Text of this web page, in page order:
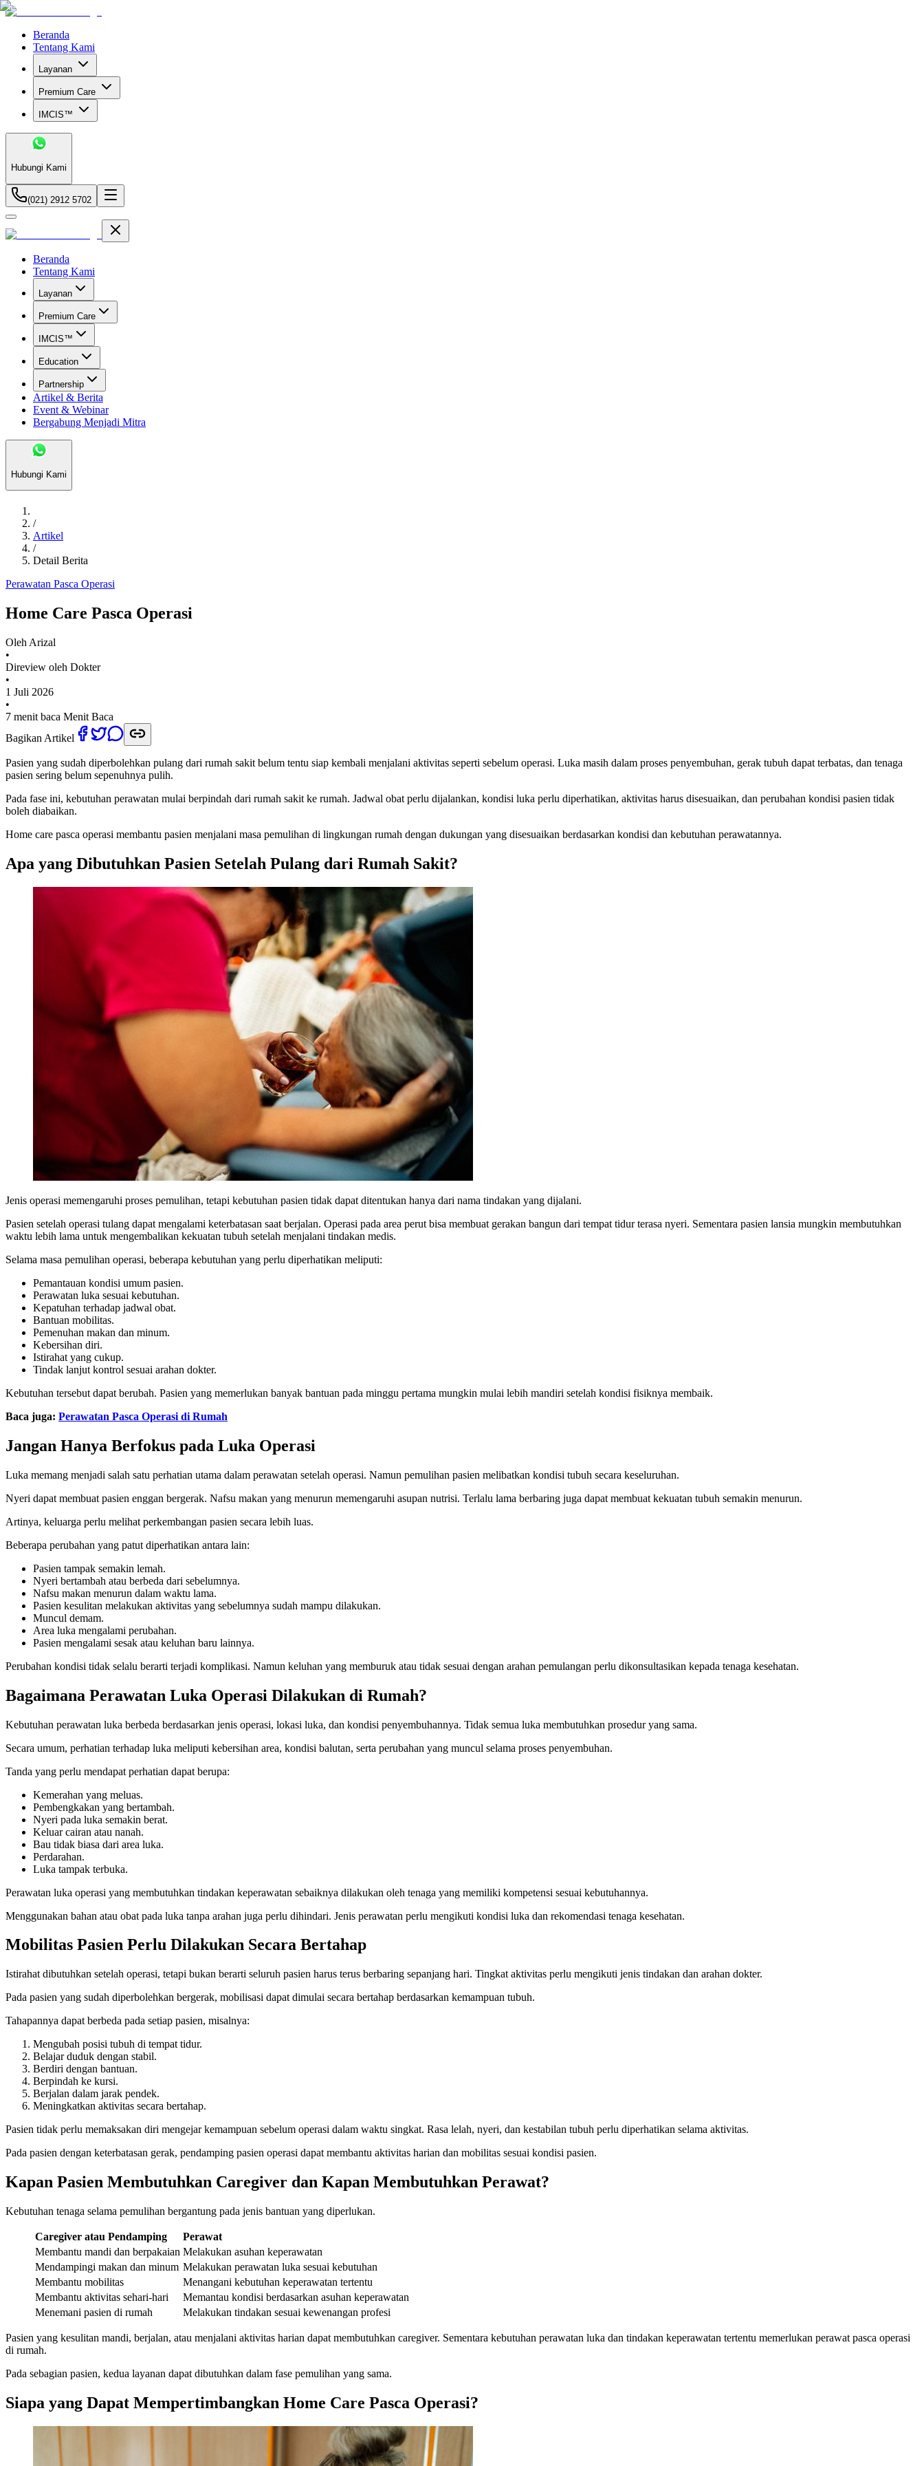
Beranda
Tentang Kami
Layanan
Premium Care
IMCIS™
Hubungi Kami
(021) 2912 5702
Beranda
Tentang Kami
Layanan
Premium Care
IMCIS™
Education
Partnership
Artikel & Berita
Event & Webinar
Bergabung Menjadi Mitra
Hubungi Kami
/
Artikel
/
Detail Berita
Perawatan Pasca Operasi
Home Care Pasca Operasi
Oleh Arizal
•
Direview oleh Dokter
•
1 Juli 2026
•
7 menit baca Menit Baca
Bagikan Artikel
Pasien yang sudah diperbolehkan pulang dari rumah sakit belum tentu siap kembali menjalani aktivitas seperti sebelum operasi. Luka masih dalam proses penyembuhan, gerak tubuh dapat terbatas, dan tenaga
pasien sering belum sepenuhnya pulih.
Pada fase ini, kebutuhan perawatan mulai berpindah dari rumah sakit ke rumah. Jadwal obat perlu dijalankan, kondisi luka perlu diperhatikan, aktivitas harus disesuaikan, dan perubahan kondisi pasien tidak
boleh diabaikan.
Home care pasca operasi membantu pasien menjalani masa pemulihan di lingkungan rumah dengan dukungan yang disesuaikan berdasarkan kondisi dan kebutuhan perawatannya.
Apa yang Dibutuhkan Pasien Setelah Pulang dari Rumah Sakit?
Jenis operasi memengaruhi proses pemulihan, tetapi kebutuhan pasien tidak dapat ditentukan hanya dari nama tindakan yang dijalani.
Pasien setelah operasi tulang dapat mengalami keterbatasan saat berjalan. Operasi pada area perut bisa membuat gerakan bangun dari tempat tidur terasa nyeri. Sementara pasien lansia mungkin membutuhkan
waktu lebih lama untuk mengembalikan kekuatan tubuh setelah menjalani tindakan medis.
Selama masa pemulihan operasi, beberapa kebutuhan yang perlu diperhatikan meliputi:
Pemantauan kondisi umum pasien.
Perawatan luka sesuai kebutuhan.
Kepatuhan terhadap jadwal obat.
Bantuan mobilitas.
Pemenuhan makan dan minum.
Kebersihan diri.
Istirahat yang cukup.
Tindak lanjut kontrol sesuai arahan dokter.
Kebutuhan tersebut dapat berubah. Pasien yang memerlukan banyak bantuan pada minggu pertama mungkin mulai lebih mandiri setelah kondisi fisiknya membaik.
Baca juga: Perawatan Pasca Operasi di Rumah
Jangan Hanya Berfokus pada Luka Operasi
Luka memang menjadi salah satu perhatian utama dalam perawatan setelah operasi. Namun pemulihan pasien melibatkan kondisi tubuh secara keseluruhan.
Nyeri dapat membuat pasien enggan bergerak. Nafsu makan yang menurun memengaruhi asupan nutrisi. Terlalu lama berbaring juga dapat membuat kekuatan tubuh semakin menurun.
Artinya, keluarga perlu melihat perkembangan pasien secara lebih luas.
Beberapa perubahan yang patut diperhatikan antara lain:
Pasien tampak semakin lemah.
Nyeri bertambah atau berbeda dari sebelumnya.
Nafsu makan menurun dalam waktu lama.
Pasien kesulitan melakukan aktivitas yang sebelumnya sudah mampu dilakukan.
Muncul demam.
Area luka mengalami perubahan.
Pasien mengalami sesak atau keluhan baru lainnya.
Perubahan kondisi tidak selalu berarti terjadi komplikasi. Namun keluhan yang memburuk atau tidak sesuai dengan arahan pemulangan perlu dikonsultasikan kepada tenaga kesehatan.
Bagaimana Perawatan Luka Operasi Dilakukan di Rumah?
Kebutuhan perawatan luka berbeda berdasarkan jenis operasi, lokasi luka, dan kondisi penyembuhannya. Tidak semua luka membutuhkan prosedur yang sama.
Secara umum, perhatian terhadap luka meliputi kebersihan area, kondisi balutan, serta perubahan yang muncul selama proses penyembuhan.
Tanda yang perlu mendapat perhatian dapat berupa:
Kemerahan yang meluas.
Pembengkakan yang bertambah.
Nyeri pada luka semakin berat.
Keluar cairan atau nanah.
Bau tidak biasa dari area luka.
Perdarahan.
Luka tampak terbuka.
Perawatan luka operasi yang membutuhkan tindakan keperawatan sebaiknya dilakukan oleh tenaga yang memiliki kompetensi sesuai kebutuhannya.
Menggunakan bahan atau obat pada luka tanpa arahan juga perlu dihindari. Jenis perawatan perlu mengikuti kondisi luka dan rekomendasi tenaga kesehatan.
Mobilitas Pasien Perlu Dilakukan Secara Bertahap
Istirahat dibutuhkan setelah operasi, tetapi bukan berarti seluruh pasien harus terus berbaring sepanjang hari. Tingkat aktivitas perlu mengikuti jenis tindakan dan arahan dokter.
Pada pasien yang sudah diperbolehkan bergerak, mobilisasi dapat dimulai secara bertahap berdasarkan kemampuan tubuh.
Tahapannya dapat berbeda pada setiap pasien, misalnya:
Mengubah posisi tubuh di tempat tidur.
Belajar duduk dengan stabil.
Berdiri dengan bantuan.
Berpindah ke kursi.
Berjalan dalam jarak pendek.
Meningkatkan aktivitas secara bertahap.
Pasien tidak perlu memaksakan diri mengejar kemampuan sebelum operasi dalam waktu singkat. Rasa lelah, nyeri, dan kestabilan tubuh perlu diperhatikan selama aktivitas.
Pada pasien dengan keterbatasan gerak, pendamping pasien operasi dapat membantu aktivitas harian dan mobilitas sesuai kondisi pasien.
Kapan Pasien Membutuhkan Caregiver dan Kapan Membutuhkan Perawat?
Kebutuhan tenaga selama pemulihan bergantung pada jenis bantuan yang diperlukan.
Caregiver atau Pendamping
Perawat
Membantu mandi dan berpakaian Melakukan asuhan keperawatan
Mendampingi makan dan minum Melakukan perawatan luka sesuai kebutuhan
Membantu mobilitas
Menangani kebutuhan keperawatan tertentu
Membantu aktivitas sehari-hari
Memantau kondisi berdasarkan asuhan keperawatan
Menemani pasien di rumah
Melakukan tindakan sesuai kewenangan profesi
Pasien yang kesulitan mandi, berjalan, atau menjalani aktivitas harian dapat membutuhkan caregiver. Sementara kebutuhan perawatan luka dan tindakan keperawatan tertentu memerlukan perawat pasca operasi
di rumah.
Pada sebagian pasien, kedua layanan dapat dibutuhkan dalam fase pemulihan yang sama.
Siapa yang Dapat Mempertimbangkan Home Care Pasca Operasi?